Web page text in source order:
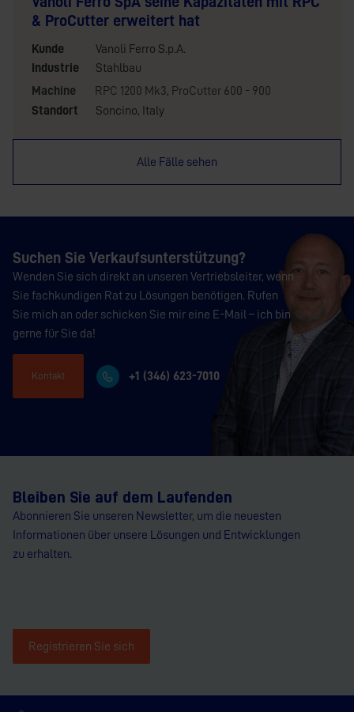
& ProCutter erweitert hat
Kunde
Vanoli Ferro S.p.A.
Industrie
Stahlbau
Machine
RPC 1200 Mk3, ProCutter 600 - 900
Standort
Soncino, Italy
Alle Fälle sehen
Suchen Sie Verkaufsunterstützung?
Wenden Sie sich direkt an unseren Vertriebsleiter, wenn
Sie fachkundigen Rat zu Lösungen benötigen. Rufen
Sie mich an oder schicken Sie mir eine E-Mail – ich bin
gerne für Sie da!
Kontakt +1 (346) 623-7010
Bleiben Sie auf dem Laufenden
Abonnieren Sie unseren Newsletter, um die neuesten
Informationen über unsere Lösungen und Entwicklungen
zu erhalten.
Registrieren Sie sich